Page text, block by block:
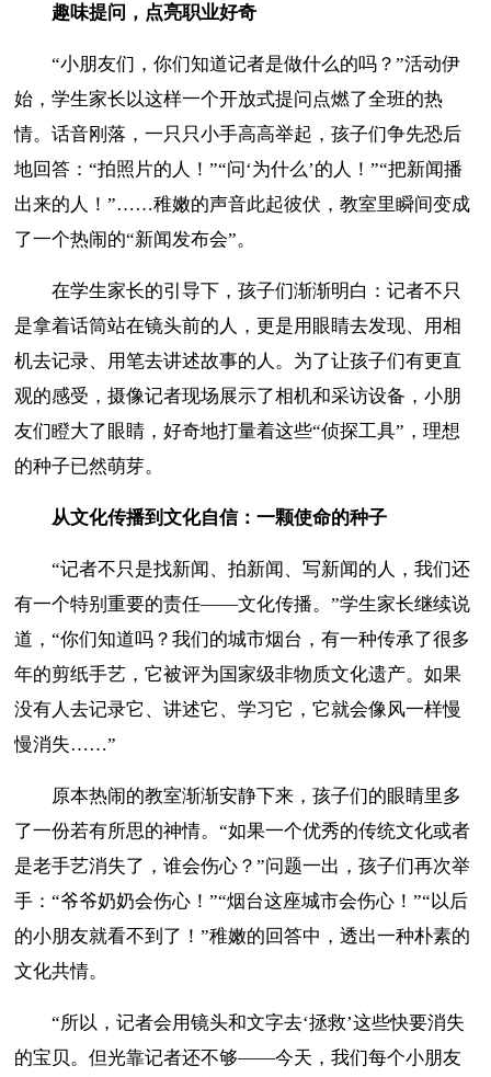
趣味提问，点亮职业好奇
“小朋友们，你们知道记者是做什么的吗？”活动伊
始，学生家长以这样一个开放式提问点燃了全班的热
情。话音刚落，一只只小手高高举起，孩子们争先恐后
地回答：“拍照片的人！”“问‘为什么’的人！”“把新闻播
出来的人！”……稚嫩的声音此起彼伏，教室里瞬间变成
了一个热闹的“新闻发布会”。
在学生家长的引导下，孩子们渐渐明白：记者不只
是拿着话筒站在镜头前的人，更是用眼睛去发现、用相
机去记录、用笔去讲述故事的人。为了让孩子们有更直
观的感受，摄像记者现场展示了相机和采访设备，小朋
友们瞪大了眼睛，好奇地打量着这些“侦探工具”，理想
的种子已然萌芽。
从文化传播到文化自信：一颗使命的种子
“记者不只是找新闻、拍新闻、写新闻的人，我们还
有一个特别重要的责任——文化传播。”学生家长继续说
道，“你们知道吗？我们的城市烟台，有一种传承了很多
年的剪纸手艺，它被评为国家级非物质文化遗产。如果
没有人去记录它、讲述它、学习它，它就会像风一样慢
慢消失……”
原本热闹的教室渐渐安静下来，孩子们的眼睛里多
了一份若有所思的神情。“如果一个优秀的传统文化或者
是老手艺消失了，谁会伤心？”问题一出，孩子们再次举
手：“爷爷奶奶会伤心！”“烟台这座城市会伤心！”“以后
的小朋友就看不到了！”稚嫩的回答中，透出一种朴素的
文化共情。
“所以，记者会用镜头和文字去‘拯救’这些快要消失
的宝贝。但光靠记者还不够——今天，我们每个小朋友